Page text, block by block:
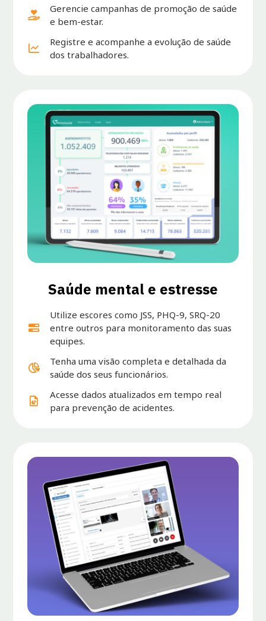
Gerencie campanhas de promoção de saúde
e bem-estar.
Registre e acompanhe a evolução de saúde
dos trabalhadores.
Saúde mental e estresse
Utilize escores como JSS, PHQ-9, SRQ-20
entre outros para monitoramento das suas
equipes.
Tenha uma visão completa e detalhada da
saúde dos seus funcionários.
Acesse dados atualizados em tempo real
para prevenção de acidentes.